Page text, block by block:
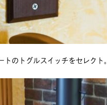
トのトグルスイッチをセレクト。